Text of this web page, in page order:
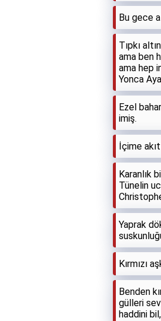
Bu gece
Tıpkı
ama ben
ama hep
Yonca
Ezel
imiş.
İçime
Karanlık
Tünelin
Yaprak
Kırmızı
Benden
gülleri
haddini